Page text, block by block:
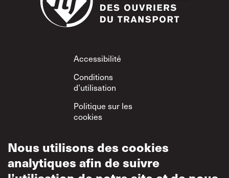
Footer
Accessibilité
Conditions
d’utilisation
Politique sur les
cookies
Politique de
confidentialité
Nous utilisons des cookies
analytiques afin de suivre